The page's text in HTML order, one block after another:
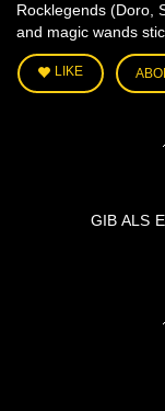
Rocklegends (Doro,
and magic wands
LIKE
GIB ALS